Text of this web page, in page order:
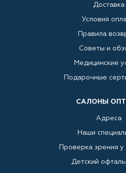
Доставка
Условия
Правила
Советы и
Медицинские
Подарочные
САЛОНЫ
Адреса
Наши
Проверка зрения у
Детский